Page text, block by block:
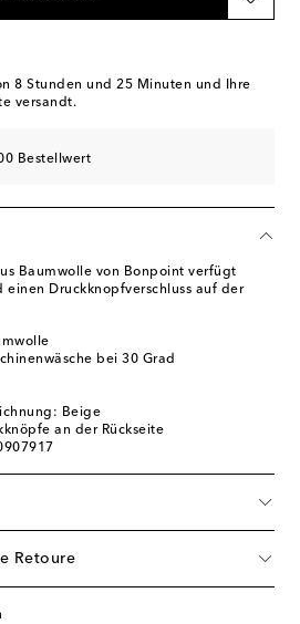
8 Stunden und 25 Minuten und Ihre
versandt.
Bestellwert
Baumwolle von Bonpoint verfügt
einen Druckknopfverschluss auf der
bei 30 Grad
Beige
an der Rückseite
Retoure